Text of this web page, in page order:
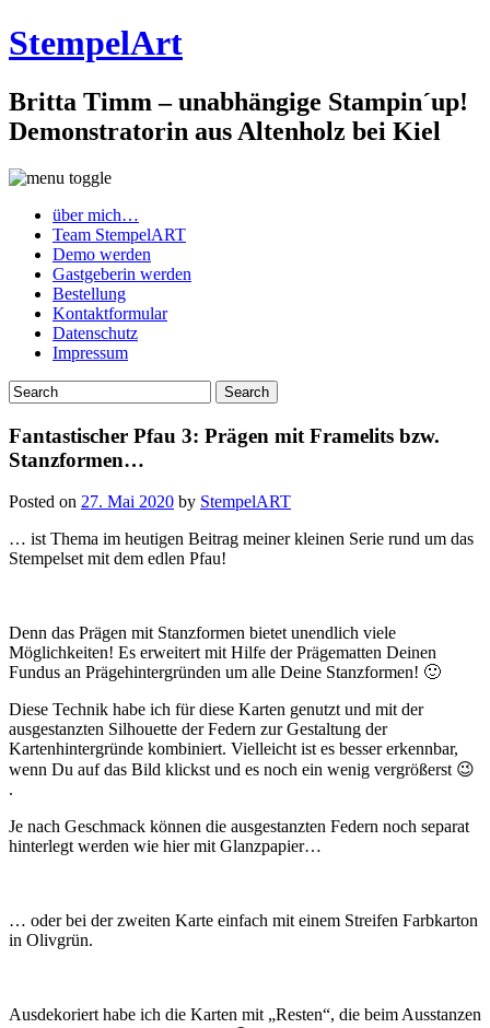
StempelArt
Britta Timm – unabhängige Stampin´up!
Demonstratorin aus Altenholz bei Kiel
über mich…
Team StempelART
Demo werden
Gastgeberin werden
Bestellung
Kontaktformular
Datenschutz
Impressum
Fantastischer Pfau 3: Prägen mit Framelits bzw.
Stanzformen…
Posted on 27. Mai 2020 by StempelART
… ist Thema im heutigen Beitrag meiner kleinen Serie rund um das
Stempelset mit dem edlen Pfau!
Denn das Prägen mit Stanzformen bietet unendlich viele
Möglichkeiten! Es erweitert mit Hilfe der Prägematten Deinen
Fundus an Prägehintergründen um alle Deine Stanzformen! 🙂
Diese Technik habe ich für diese Karten genutzt und mit der
ausgestanzten Silhouette der Federn zur Gestaltung der
Kartenhintergründe kombiniert. Vielleicht ist es besser erkennbar,
wenn Du auf das Bild klickst und es noch ein wenig vergrößerst 😉
.
Je nach Geschmack können die ausgestanzten Federn noch separat
hinterlegt werden wie hier mit Glanzpapier…
… oder bei der zweiten Karte einfach mit einem Streifen Farbkarton
in Olivgrün.
Ausdekoriert habe ich die Karten mit „Resten“, die beim Ausstanzen